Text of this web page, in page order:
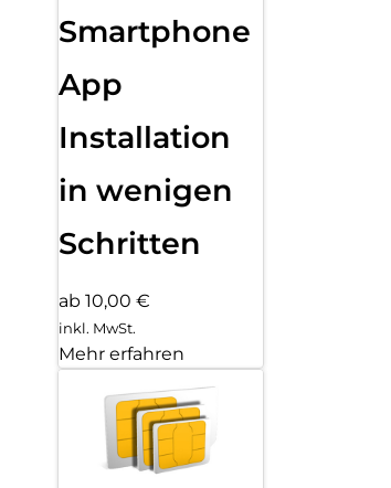
Smartphone
App
Installation
in wenigen
Schritten
ab 10,00 €
inkl. MwSt.
Mehr erfahren